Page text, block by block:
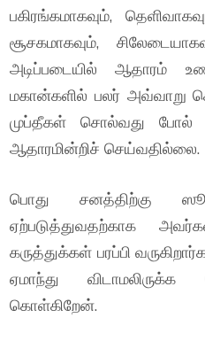
பகிரங்கமாகவும்,
சூசகமாகவும்,
அடிப்படையில் ஆதாரம்
மகான்களில் பலர் அவ்வாறு
முப்தீகள் சொல்வது போல்
ஆதாரமின்றிச் செய்வதில்லை.
பொது சனத்திற்கு
ஏற்படுத்துவதற்காக
கருத்துக்கள் பரப்பி
ஏமாந்து
கொள்கிறேன்.